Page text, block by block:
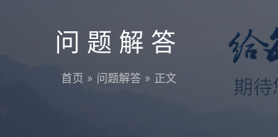
问题解答
首页 » 问题解答 » 正文